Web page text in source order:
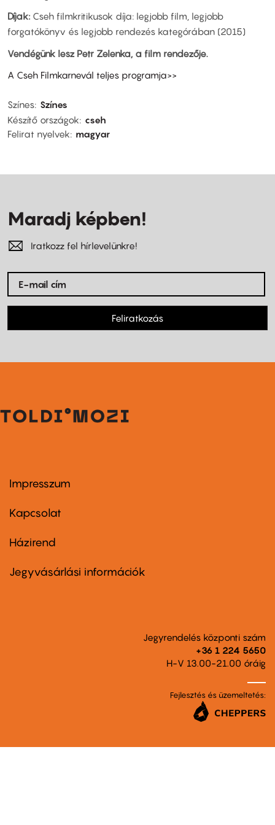
Díjak: Cseh filmkritikusok díja: legjobb film, legjobb
forgatókönyv és legjobb rendezés kategórában (2015)
Vendégünk lesz Petr Zelenka, a film rendezője.
A Cseh Filmkarnevál teljes programja>>
Színes Színes
Készítő országok
cseh
Felirat nyelvek
magyar
Maradj képben!
Iratkozz fel hírlevelünkre!
Feliratkozás
Footer
first
Impresszum
Kapcsolat
Footer
second
Házirend
Jegyvásárlási információk
Jegyrendelés központi szám
+36 1 224 5650
H-V 13.00-21.00 óráig
Fejlesztés és üzemeltetés: